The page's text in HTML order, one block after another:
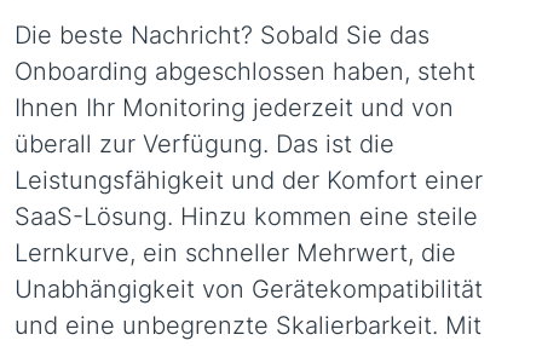
Die beste Nachricht? Sobald Sie das
Onboarding abgeschlossen haben, steht
Ihnen Ihr Monitoring jederzeit und von
überall zur Verfügung. Das ist die
Leistungsfähigkeit und der Komfort einer
SaaS-Lösung. Hinzu kommen eine steile
Lernkurve, ein schneller Mehrwert, die
Unabhängigkeit von Gerätekompatibilität
und eine unbegrenzte Skalierbarkeit. Mit